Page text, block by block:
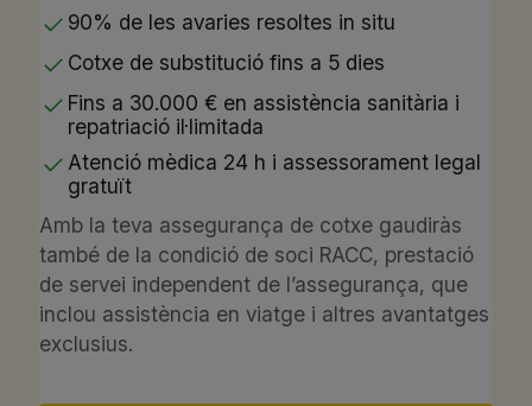
90% de les avaries resoltes in situ
Cotxe de substitució fins a 5 dies
Fins a 30.000 € en assistència sanitària i
repatriació il·limitada
Atenció mèdica 24 h i assessorament legal
gratuït
Amb la teva assegurança de cotxe gaudiràs
també de la condició de soci RACC, prestació
de servei independent de l’assegurança, que
inclou assistència en viatge i altres avantatges
exclusius.